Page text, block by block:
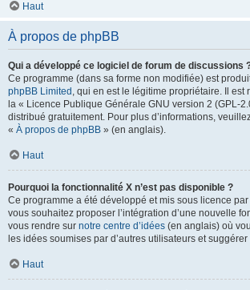
Haut
À propos de phpBB
Qui a développé ce logiciel de forum de discussions
Ce programme (dans sa forme non modifiée) est
phpBB Limited , qui en est le légitime propriétaire. Il est
la « Licence Publique Générale GNU version 2 (GPL-
distribué gratuitement. Pour plus d’informations,
« À propos de phpBB » (en anglais).
Haut
Pourquoi la fonctionnalité X n’est pas disponible ?
Ce programme a été développé et mis sous licence
vous souhaitez proposer l’intégration d’une nouvelle
vous rendre sur notre centre d’idées (en anglais) où
les idées soumises par d’autres utilisateurs et
Haut